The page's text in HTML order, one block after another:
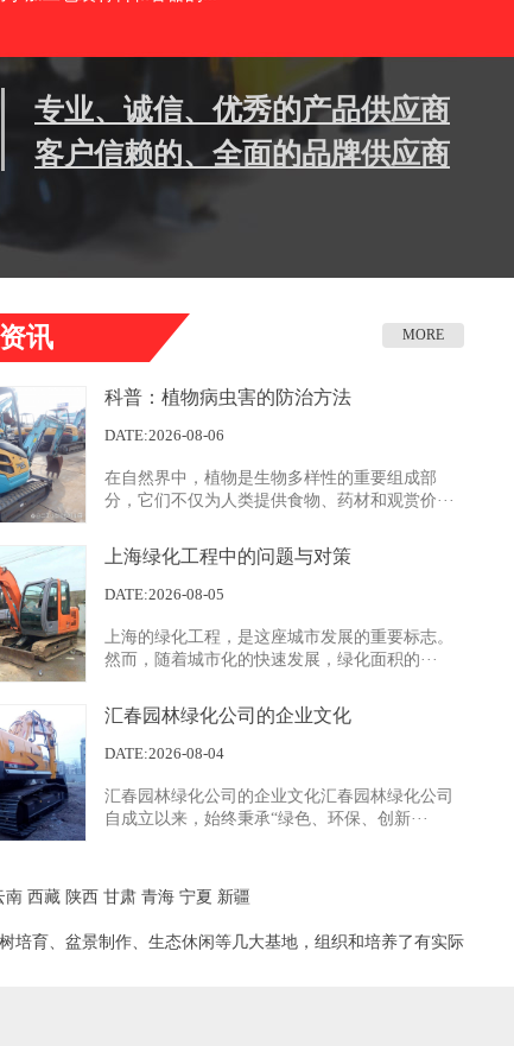
专业、诚信、优秀的产品供应商
客户信赖的、全面的品牌供应商
讯 MORE
科普：植物病虫害的防治方法
DATE:2026-08-06
在自然界中，植物是生物多样性的重要组成部
分，它们不仅为人类提供食物、药材和观赏价···
上海绿化工程中的问题与对策
DATE:2026-08-05
上海的绿化工程，是这座城市发展的重要标志。
然而，随着城市化的快速发展，绿化面积的···
汇春园林绿化公司的企业文化
DATE:2026-08-04
汇春园林绿化公司的企业文化汇春园林绿化公司
自成立以来，始终秉承“绿色、环保、创新···
南 西藏 陕西 甘肃 青海 宁夏 新疆
培育、盆景制作、生态休闲等几大基地，组织和培养了有实际